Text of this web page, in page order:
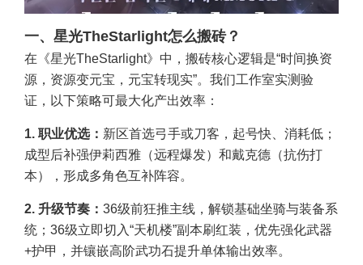
一、 星光TheStarlight怎么搬砖？
在《星光TheStarlight》中，搬砖核心逻辑是“时间换资
源，资源变元宝，元宝转现实”。我们工作室实测验
证，以下策略可最大化产出效率：
1. 职业优选： 新区首选弓手或刀客，起号快、消耗低；
成型后补强伊莉西雅（远程爆发）和戴克德（抗伤打
本），形成多角色互补阵容。
2. 升级节奏： 36级前狂推主线，解锁基础坐骑与装备系
统；36级立即切入“天机楼”副本刷红装，优先强化武器
+护甲，并镶嵌高阶武功石提升单体输出效率。